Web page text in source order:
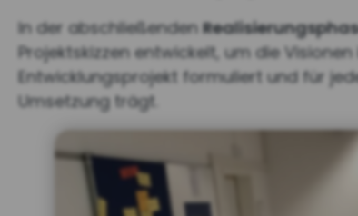
In der abschließenden
Projektskizzen entwickelt, um die
Entwicklungsprojekt formuliert und für
Umsetzung trägt.